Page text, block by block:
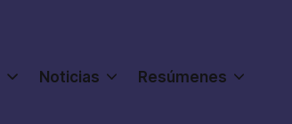
Noticias Resúmenes